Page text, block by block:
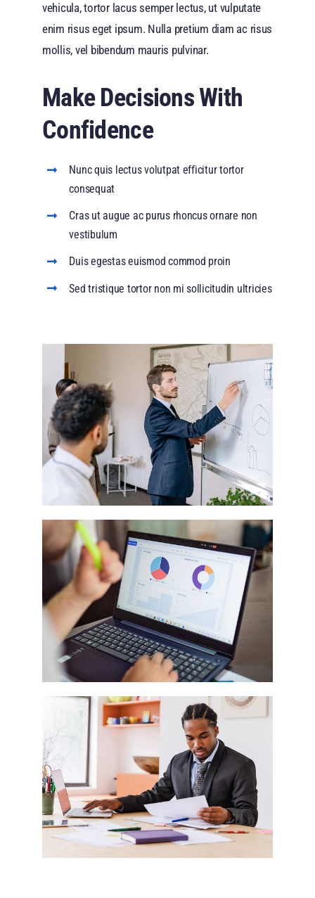
vehicula, tortor lacus semper lectus, ut vulputate
enim risus eget ipsum. Nulla pretium diam ac risus
mollis, vel bibendum mauris pulvinar.
Make Decisions With
Confidence
Nunc quis lectus volutpat efficitur tortor
consequat
Cras ut augue ac purus rhoncus ornare non
vestibulum
Duis egestas euismod commod proin
Sed tristique tortor non mi sollicitudin ultricies